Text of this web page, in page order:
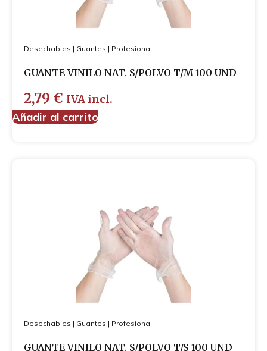
Desechables | Guantes | Profesional
GUANTE VINILO NAT. S/POLVO T/M 100 UND
2,79 € IVA incl.
Añadir al carrito
Desechables | Guantes | Profesional
GUANTE VINILO NAT. S/POLVO T/S 100 UND